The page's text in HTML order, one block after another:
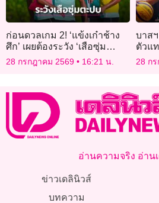
ก่อนดวลเกม 2! ‘แข้งเก๋าช้าง
ศึก’ เผยต้องระวัง ‘เสือซุ่ม
ตะปบ’
28 กรกฎาคม 2569 16:21 น.
บาส
ตัวแ
แชม
28 ก
อ่านความจริง อ่าน
ข่าวเดลินิวส์
บทความ